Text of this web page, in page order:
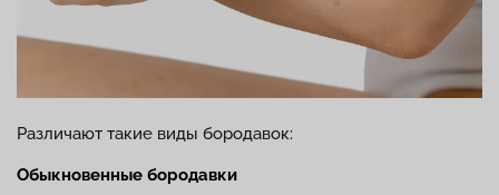
Различают такие виды бородавок:
Обыкновенные бородавки